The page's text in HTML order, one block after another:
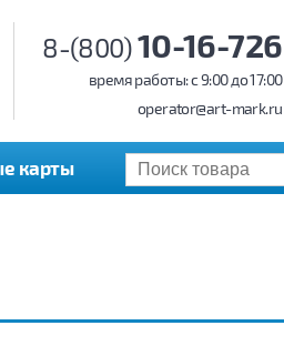
8-(800)10-16-726
время работы: c 9:00 до 17:00
operator@art-mark.ru
карты